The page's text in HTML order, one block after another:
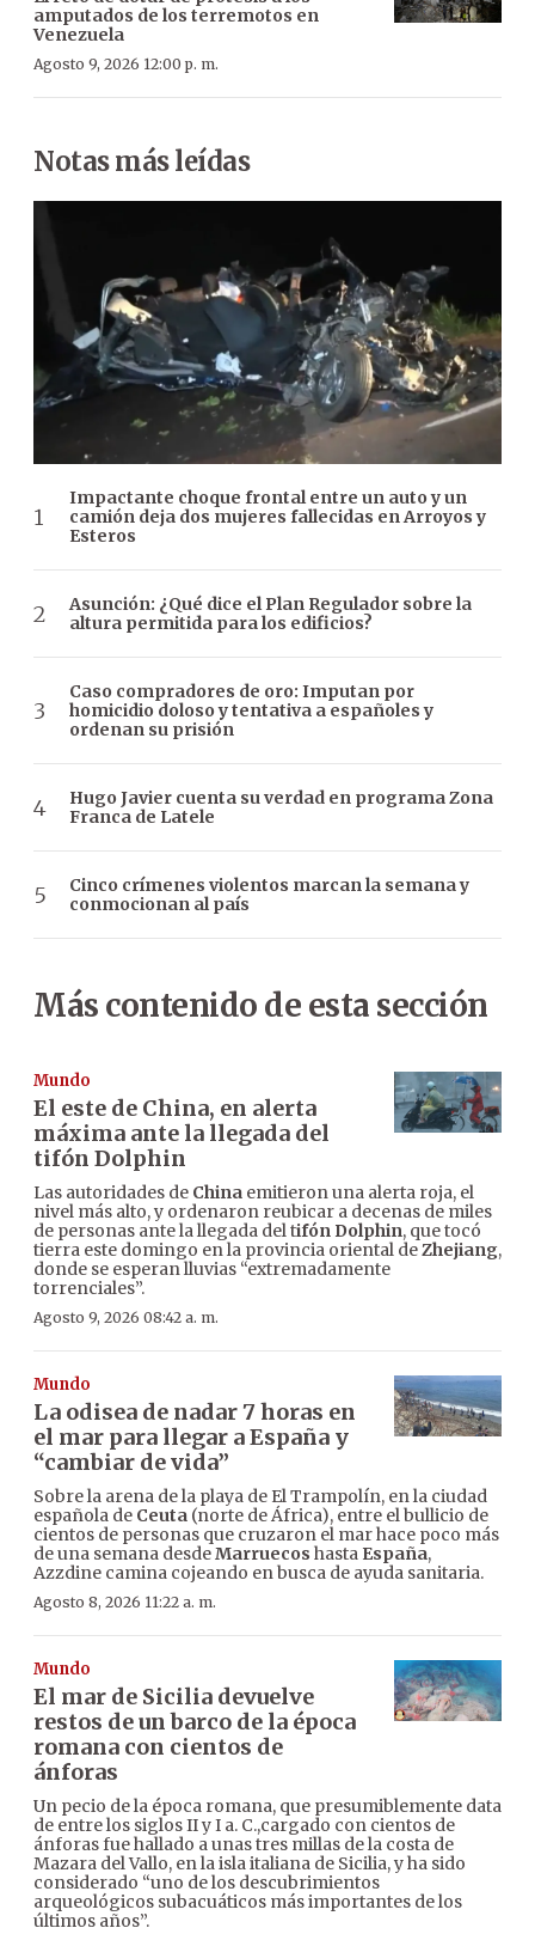
amputados de los terremotos en
Venezuela
Agosto 9, 2026 12:00 p. m.
Notas más leídas
Impactante choque frontal entre un auto y un
camión deja dos mujeres fallecidas en Arroyos y
Esteros
Asunción: ¿Qué dice el Plan Regulador sobre la
altura permitida para los edificios?
Caso compradores de oro: Imputan por
homicidio doloso y tentativa a españoles y
ordenan su prisión
Hugo Javier cuenta su verdad en programa Zona
Franca de Latele
Cinco crímenes violentos marcan la semana y
conmocionan al país
Más contenido de esta sección
Mundo
El este de China, en alerta
máxima ante la llegada del
tifón Dolphin
Las autoridades de China emitieron una alerta roja, el
nivel más alto, y ordenaron reubicar a decenas de miles
de personas ante la llegada del tifón Dolphin, que tocó
tierra este domingo en la provincia oriental deZhejiang,
donde se esperan lluvias “extremadamente
torrenciales”.
Agosto 9, 2026 08:42 a. m.
Mundo
La odisea de nadar 7 horas en
el mar para llegar a España y
“cambiar de vida”
Sobre la arena de la playa de El Trampolín, en la ciudad
española de Ceuta (norte de África), entre el bullicio de
cientos de personas que cruzaron el mar hace poco más
de una semana desdeMarruecos hasta España,
Azzdine camina cojeando en busca de ayuda sanitaria.
Agosto 8, 2026 11:22 a. m.
Mundo
El mar de Sicilia devuelve
restos de un barco de la época
romana con cientos de
ánforas
Un pecio de la época romana, que presumiblemente data
de entre los siglos II y I a. C.,cargado con cientos de
ánforas fue hallado a unas tres millas de la costa de
Mazara del Vallo, en la isla italiana de Sicilia, y ha sido
considerado “uno de los descubrimientos
arqueológicos subacuáticos más importantes de los
últimos años”.